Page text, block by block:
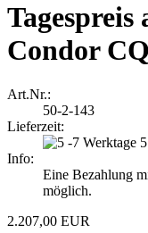
Condor
Art.Nr.:
50-2-143
Lieferzeit:
Info:
Eine Bezahlung
möglich.
2.207,00 EUR